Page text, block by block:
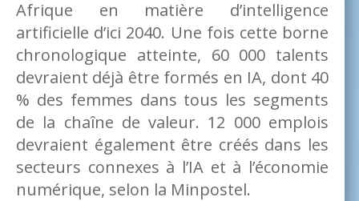
Afrique en matière d’intelligence
artificielle d’ici 2040. Une fois cette borne
chronologique atteinte, 60 000 talents
devraient déjà être formés en IA, dont 40
% des femmes dans tous les segments
de la chaîne de valeur. 12 000 emplois
devraient également être créés dans les
secteurs connexes à l’IA et à l’économie
numérique, selon la Minpostel.